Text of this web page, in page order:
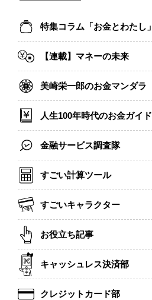
特集コラム「お金とわたし」
【連載】マネーの未来
美崎栄一郎のお金マンダラ
人生100年時代のお金ガイド
金融サービス調査隊
すごい計算ツール
すごいキャラクター
お役立ち記事
キャッシュレス決済部
クレジットカード部